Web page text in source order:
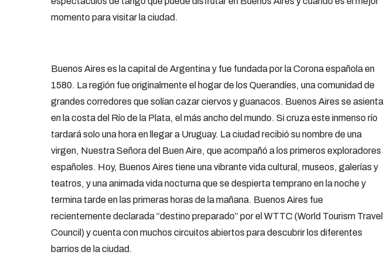
momento para visitar la ciudad.
Buenos Aires es la capital de Argentina y fue fundada por la Corona española en
1580. La región fue originalmente el hogar de los Querandíes, una comunidad de
grandes corredores que solían cazar ciervos y guanacos. Buenos Aires se asienta
en la costa del Río de la Plata, el más ancho del mundo. Si cruza este inmenso río
tardará solo una hora en llegar a Uruguay. La ciudad recibió su nombre de una
virgen, Nuestra Señora del Buen Aire, que acompañó a los primeros exploradores
españoles. Hoy, Buenos Aires tiene una vibrante vida cultural, museos, galerías y
teatros, y una animada vida nocturna que se despierta temprano en la noche y
termina tarde en las primeras horas de la mañana. Buenos Aires fue
recientemente declarada “destino preparado” por el WTTC (World Tourism Travel
Council) y cuenta con muchos circuitos abiertos para descubrir los diferentes
barrios de la ciudad.